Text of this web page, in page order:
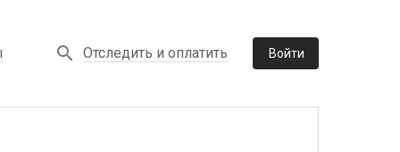
Отследить и оплатить Войти